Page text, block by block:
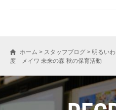
ホーム > スタッフブログ > 明るい
度 メイワ 未来の森 秋の保育活動